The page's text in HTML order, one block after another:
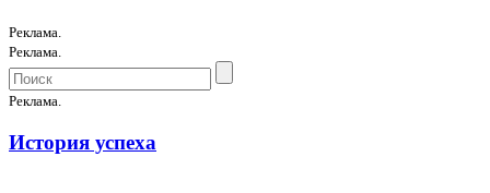
Реклама.
Реклама.
Реклама.
История успеха